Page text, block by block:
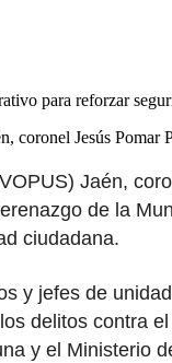
coronel Jesús
Jaén,
de la
ciudadana.
y jefes de
delitos contra
y el Ministerio